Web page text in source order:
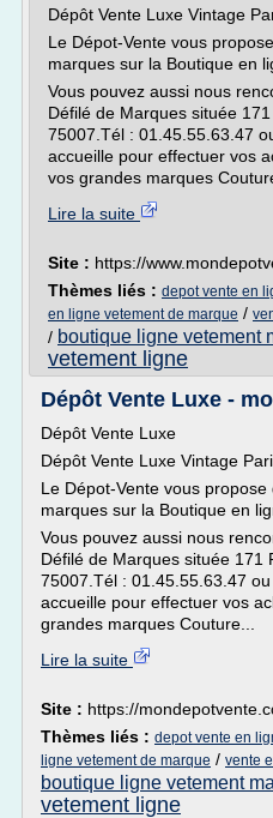
Dépôt Vente Luxe Vintage
Le Dépot-Vente vous
marques sur la Boutique en
Vous pouvez aussi nous
Défilé de Marques située
75007.Tél : 01.45.55.63.47
accueille pour effectuer vos
vos grandes marques
Lire la suite
Site : https://
Thèmes liés : depot vente en
en ligne vetement de marque /
/ boutique ligne vetement
vetement ligne
Dépôt Vente Luxe -
Dépôt Vente Luxe
Dépôt Vente Luxe Vintage
Le Dépot-Vente vous
marques sur la Boutique en
Vous pouvez aussi nous
Défilé de Marques située 171
75007.Tél : 01.45.55.63.47
accueille pour effectuer vos
grandes marques Couture...
Lire la suite
Site : https://
Thèmes liés : depot vente en
ligne vetement de marque / vente
boutique ligne vetement
vetement ligne